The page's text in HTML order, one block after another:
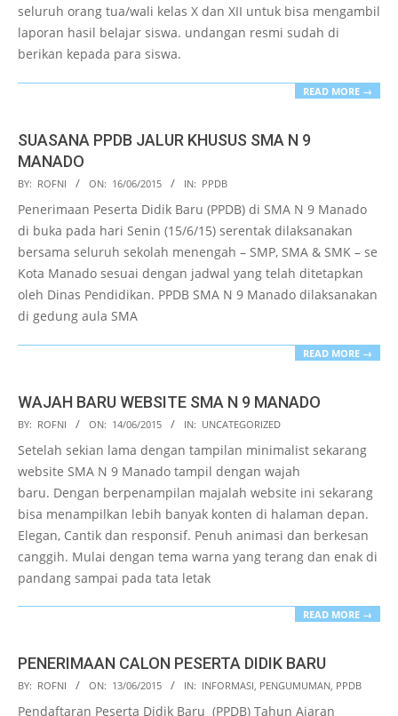
seluruh orang tua/wali kelas X dan XII untuk bisa mengambil
laporan hasil belajar siswa. undangan resmi sudah di
berikan kepada para siswa.
READ MORE →
SUASANA PPDB JALUR KHUSUS SMA N 9
MANADO
2015-
06-
16
BY: ROFNI ON: 16/06/2015 IN: PPDB
Penerimaan Peserta Didik Baru (PPDB) di SMA N 9 Manado
di buka pada hari Senin (15/6/15) serentak dilaksanakan
bersama seluruh sekolah menengah – SMP, SMA & SMK – se
Kota Manado sesuai dengan jadwal yang telah ditetapkan
oleh Dinas Pendidikan. PPDB SMA N 9 Manado dilaksanakan
di gedung aula SMA
READ MORE →
WAJAH BARU WEBSITE SMA N 9 MANADO
2015-
06-
BY: ROFNI ON: 14/06/2015 IN: UNCATEGORIZED
Setelah sekian lama dengan tampilan minimalist sekarang
website SMA N 9 Manado tampil dengan wajah
baru. Dengan berpenampilan majalah website ini sekarang
bisa menampilkan lebih banyak konten di halaman depan.
Elegan, Cantik dan responsif. Penuh animasi dan berkesan
canggih. Mulai dengan tema warna yang terang dan enak di
pandang sampai pada tata letak
READ MORE →
PENERIMAAN CALON PESERTA DIDIK BARU
2015-
06-
BY: ROFNI ON: 13/06/2015 IN: INFORMASI, PENGUMUMAN, PPDB
Pendaftaran Peserta Didik Baru (PPDB) Tahun Ajaran